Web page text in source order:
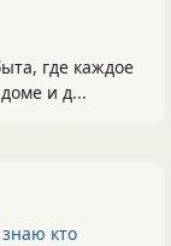
где каждое
и д...
кто